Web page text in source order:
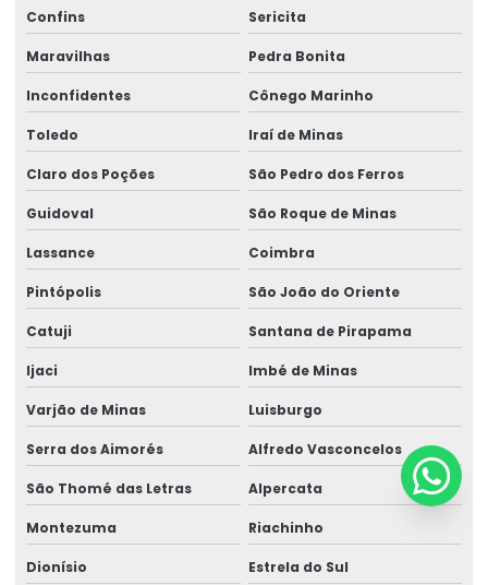
Confins Sericita
Maravilhas Pedra Bonita
Inconfidentes Cônego Marinho
Toledo Iraí de Minas
Claro dos Poções São Pedro dos Ferros
Guidoval São Roque de Minas
Lassance Coimbra
Pintópolis São João do Oriente
Catuji Santana de Pirapama
Ijaci Imbé de Minas
Varjão de Minas Luisburgo
Serra dos Aimorés Alfredo Vasconcelos
São Thomé das Letras Alpercata
Montezuma Riachinho
Dionísio Estrela do Sul